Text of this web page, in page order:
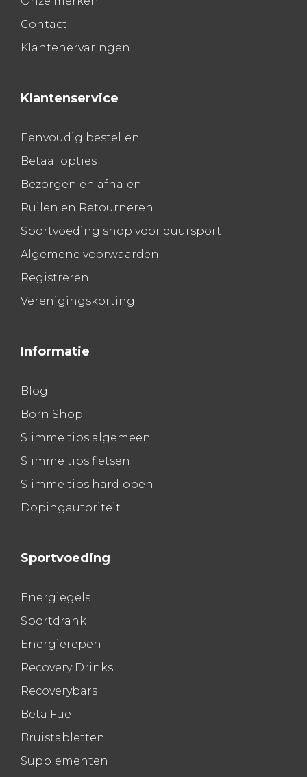
Contact
Klantenervaringen
Klantenservice
Eenvoudig bestellen
Betaal opties
Bezorgen en afhalen
Ruilen en Retourneren
Sportvoeding shop voor duursport
Algemene voorwaarden
Registreren
Verenigingskorting
Informatie
Blog
Born Shop
Slimme tips algemeen
Slimme tips fietsen
Slimme tips hardlopen
Dopingautoriteit
Sportvoeding
Energiegels
Sportdrank
Energierepen
Recovery Drinks
Recoverybars
Beta Fuel
Bruistabletten
Supplementen